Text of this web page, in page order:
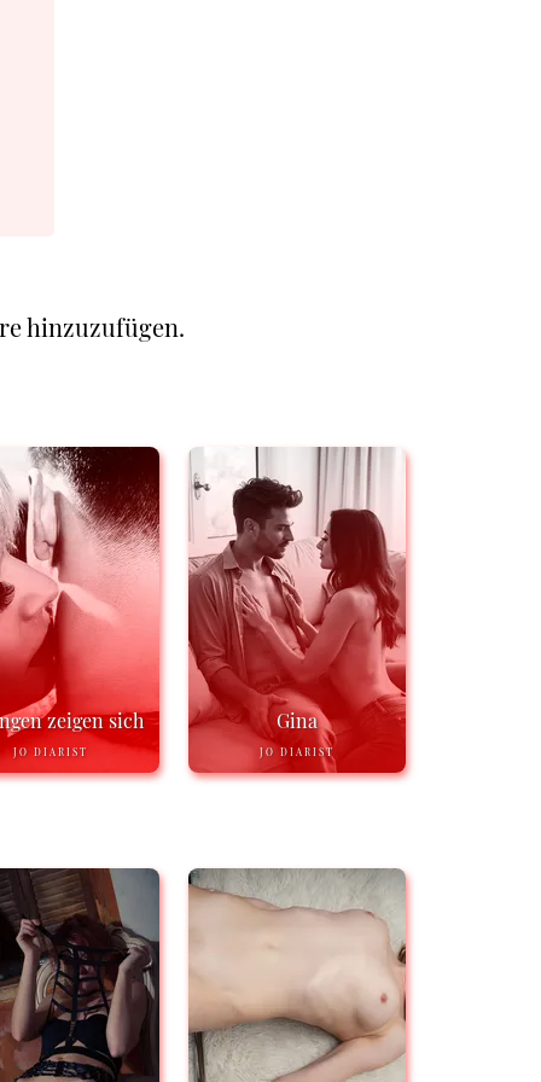
hinzuzufügen.
zeigen sich
JO DIARIST
Gina
JO DIARIST